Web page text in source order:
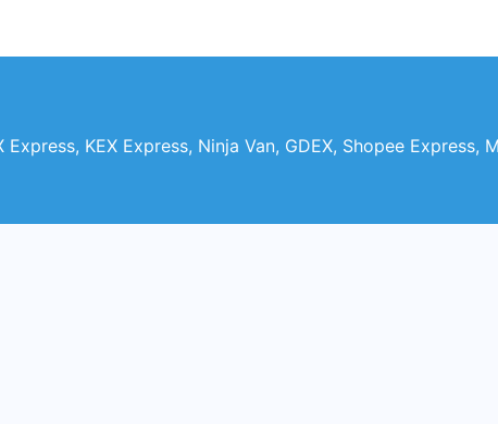
KEX Express, Ninja Van, GDEX, Shopee Express,